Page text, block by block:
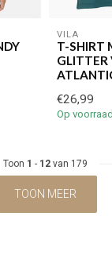
VILA
T-SHIRT
GLITTER
€26,99
Op voorraad
Toon 1 - 12van 179
TOON MEER